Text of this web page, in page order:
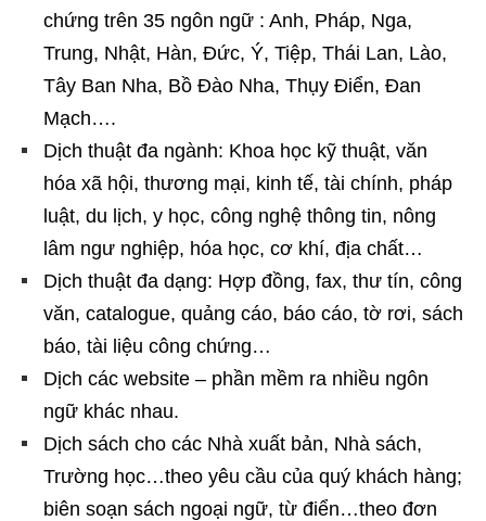
chứng trên 35 ngôn ngữ : Anh, Pháp, Nga,
Trung, Nhật, Hàn, Đức, Ý, Tiệp, Thái Lan, Lào,
Tây Ban Nha, Bồ Đào Nha, Thụy Điển, Đan
Mạch….
Dịch thuật đa ngành: Khoa học kỹ thuật, văn
hóa xã hội, thương mại, kinh tế, tài chính, pháp
luật, du lịch, y học, công nghệ thông tin, nông
lâm ngư nghiệp, hóa học, cơ khí, địa chất…
Dịch thuật đa dạng: Hợp đồng, fax, thư tín, công
văn, catalogue, quảng cáo, báo cáo, tờ rơi, sách
báo, tài liệu công chứng…
Dịch các website – phần mềm ra nhiều ngôn
ngữ khác nhau.
Dịch sách cho các Nhà xuất bản, Nhà sách,
Trường học…theo yêu cầu của quý khách hàng;
biên soạn sách ngoại ngữ, từ điển…theo đơn